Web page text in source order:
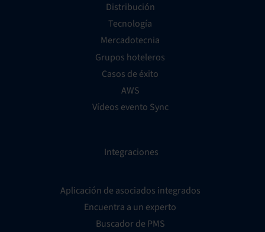
Distribución
Tecnología
Mercadotecnia
Grupos hoteleros
Casos de éxito
AWS
Vídeos evento Sync
Integraciones
Aplicación de asociados integrados
Encuentra a un experto
Buscador de PMS